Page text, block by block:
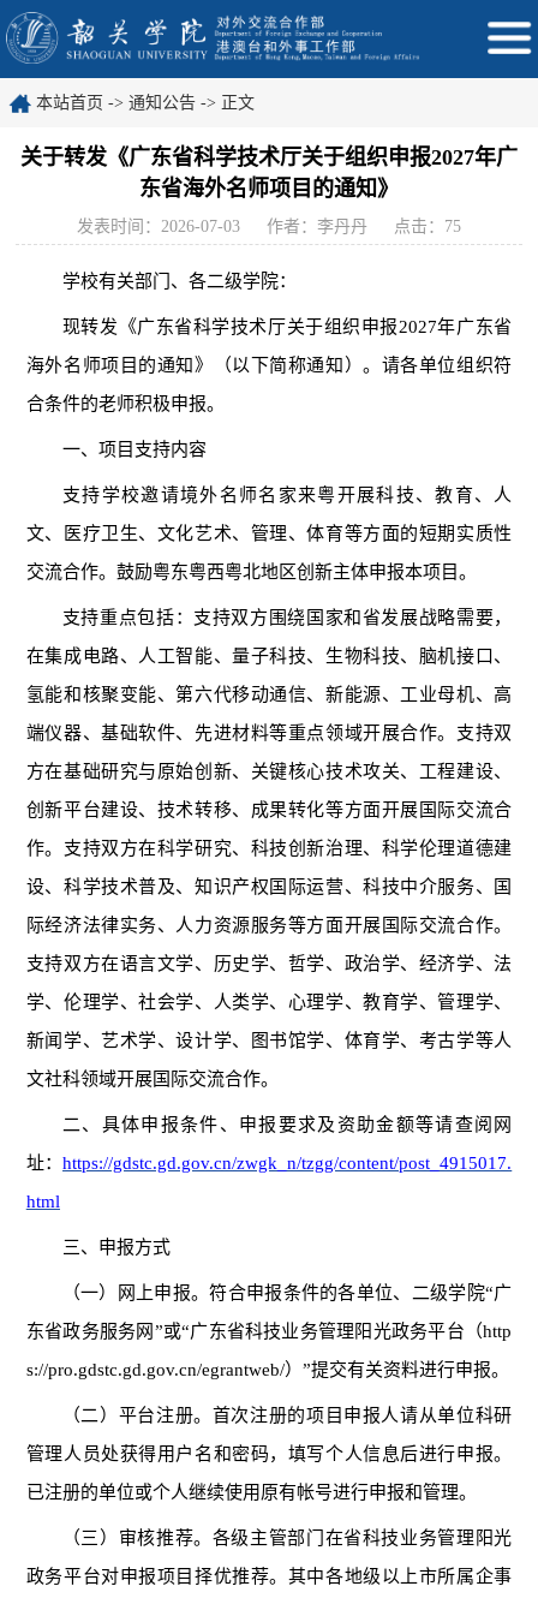
本站首页 -> 通知公告 -> 正文
关于转发《广东省科学技术厅关于组织申报2027年广
东省海外名师项目的通知》
发表时间：2026-07-03 作者：李丹丹 点击： 75
学校有关部门、各二级学院：
现转发 《广东省科学技术厅关于组织申报2027年广东省
海外名师项目的通知 》（以下简称通知）。请各单位组织符
合条件的老师积极申报。
一、 项目支持内容
支持学校邀请境外名师名家来粤开展科技、教育、人
文、医疗卫生、文化艺术、管理、体育等方面的短期实质性
交流合作。鼓励粤东粤西粤北地区创新主体申报本项目。
支持重点包括：支持双方围绕国家和省发展战略需要，
在集成电路、人工智能、量子科技、生物科技、脑机接口、
氢能和核聚变能、第六代移动通信、新能源、工业母机、高
端仪器、基础软件、先进材料等重点领域开展合作。支持双
方在基础研究与原始创新、关键核心技术攻关、工程建设、
创新平台建设、技术转移、成果转化等方面开展国际交流合
作。支持双方在科学研究、科技创新治理、科学伦理道德建
设、科学技术普及、知识产权国际运营、科技中介服务、国
际经济法律实务、人力资源服务等方面开展国际交流合作。
支持双方在语言文学、历史学、哲学、政治学、经济学、法
学、伦理学、社会学、人类学、心理学、教育学、管理学、
新闻学、艺术学、设计学、图书馆学、体育学、考古学等人
文社科领域开展国际交流合作。
二、 具体申报条件、申报要求及资助金额等请查阅网
址：https://gdstc.gd.gov.cn/zwgk_n/tzgg/content/post_4915017.
html
三、 申报方式
（一）网上申报。符合申报条件的各单位、二级学院“广
东省政务服务网”或“广东省科技业务管理阳光政务平台（http
s://pro.gdstc.gd.gov.cn/egrantweb/）”提交有关资料进行申报。
（二）平台注册。首次注册的项目申报人请从单位科研
管理人员处获得用户名和密码，填写个人信息后进行申报。
已注册的单位或个人继续使用原有帐号进行申报和管理。
（三）审核推荐。各级主管部门在省科技业务管理阳光
政务平台对申报项目择优推荐。 其中各地级以上市所属企事